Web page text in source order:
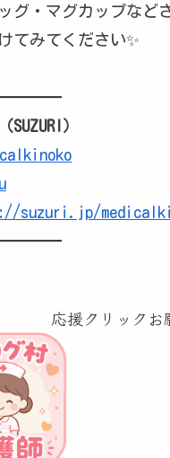
グ・マグカップなど
てみてください✨
）
suzuri.jp/
応援クリックお